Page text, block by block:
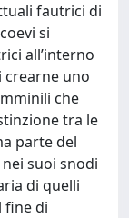
fautrici di
si
all’interno
crearne uno
che
tra le
parte del
suoi snodi
di quelli
fine di